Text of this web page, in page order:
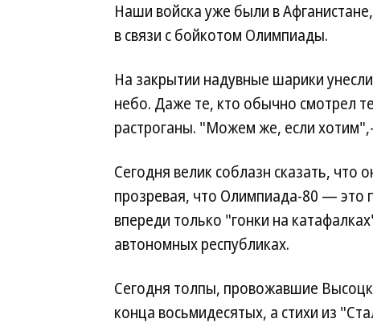
Наши войска уже были в
в связи с бойкотом Олимпиады.
На закрытии надувные шарики
небо. Даже те, кто обычно смотрел
растроганы. "Можем же, если
Сегодня велик соблазн сказать, что
прозревая, что Олимпиада-80 — это
впереди только "гонки на
автономных республиках.
Сегодня толпы, провожавшие
конца восьмидесятых, а стихи из